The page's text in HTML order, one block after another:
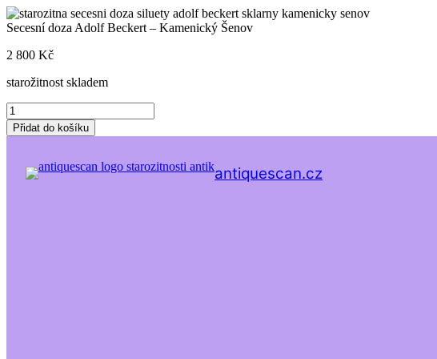
Skip
to
Secesní doza Adolf Beckert – Kamenický Šenov
2 800 Kč
starožitnost skladem
Secesní
doza
Adolf
Kamenický
Přidat do košíku
antiquescan.cz